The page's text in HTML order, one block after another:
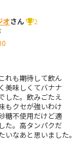
オさん
2
れも期待して飲ん
美味しくてバナナ
した。飲みごたえ
もクセが強いわけ
糖不使用だけど適
た。高タンパクだ
いなあと思いました。